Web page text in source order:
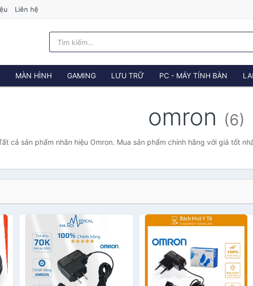
Liên hệ
MÀN HÌNH GAMING LƯU TRỮ PC - MÁY TÍNH BÀN
omron (6)
cả sản phẩm nhãn hiệu Omron. Mua sản phẩm chính hãng với giá tốt